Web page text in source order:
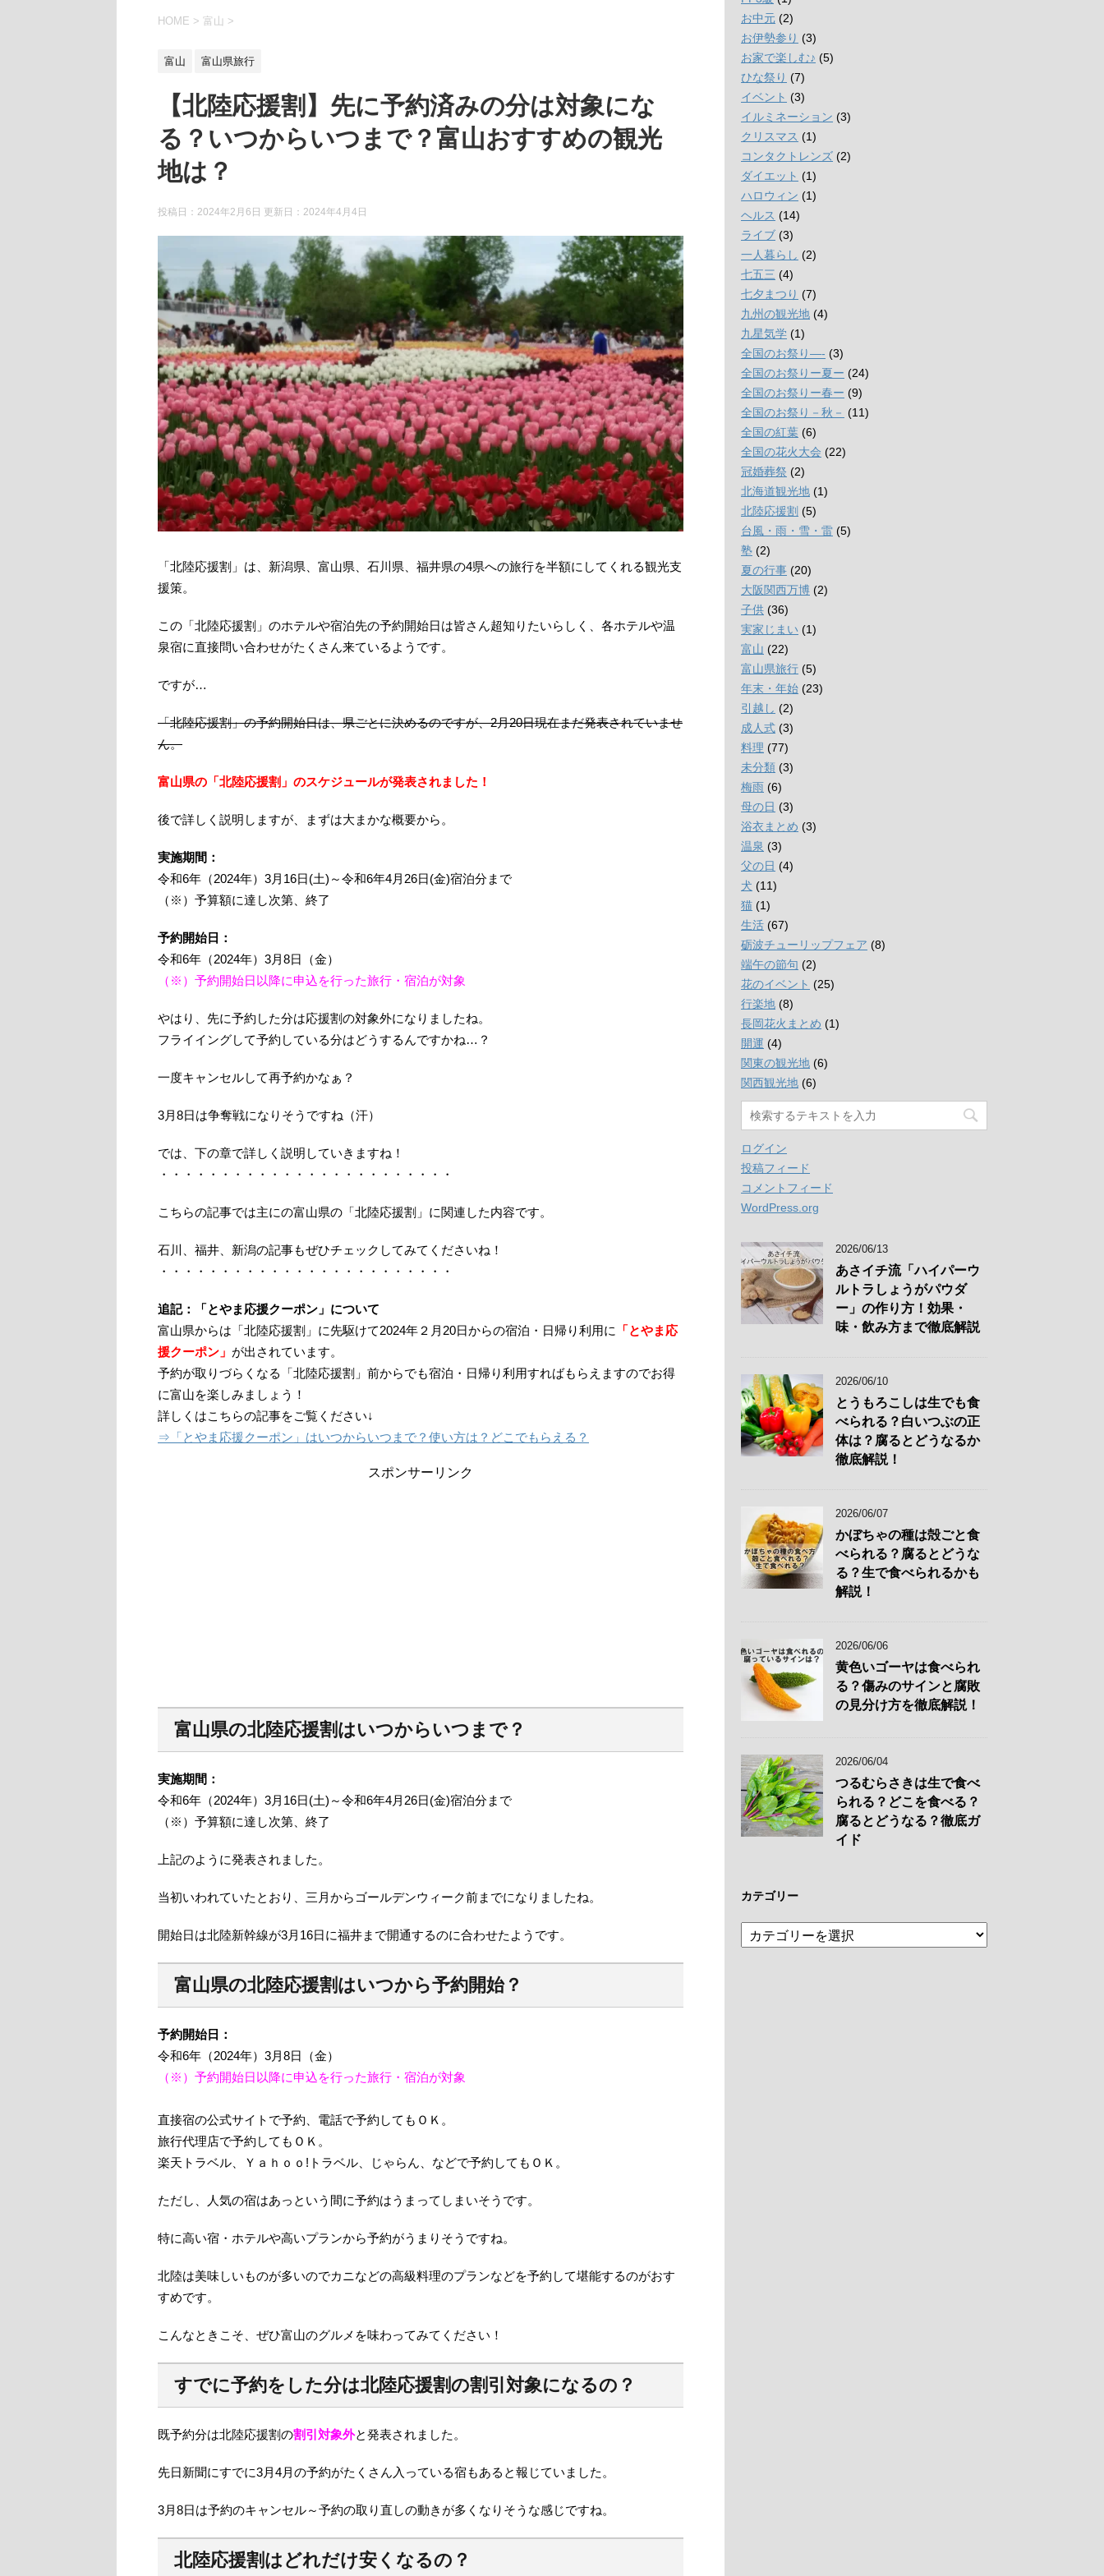
HOME > 富山 >
富山 富山県旅行
【北陸応援割】先に予約済みの分は対象にな
る？いつからいつまで？富山おすすめの観光
地は？
投稿日：2024年2月6日 更新日： 2024年4月4日
「北陸応援割」は、新潟県、富山県、石川県、福井県の4県への旅行を半額にしてくれる観光支
援策。
この「北陸応援割」のホテルや宿泊先の予約開始日は皆さん超知りたいらしく、各ホテルや温
泉宿に直接問い合わせがたくさん来ているようです。
ですが…
「北陸応援割」の予約開始日は、県ごとに決めるのですが、2月20日現在まだ発表されていませ
ん。
富山県の「北陸応援割」のスケジュールが発表されました！
後で詳しく説明しますが、まずは大まかな概要から。
実施期間：
令和6年（2024年）3月16日(土)～令和6年4月26日(金)宿泊分まで
（※）予算額に達し次第、終了
予約開始日：
令和6年（2024年）3月8日（金）
（※）予約開始日以降に申込を行った旅行・宿泊が対象
やはり、先に予約した分は応援割の対象外になりましたね。
フライイングして予約している分はどうするんですかね…？
一度キャンセルして再予約かなぁ？
3月8日は争奪戦になりそうですね（汗）
では、下の章で詳しく説明していきますね！
・・・・・・・・・・・・・・・・・・・・・・・・
こちらの記事では主にの富山県の「北陸応援割」に関連した内容です。
石川、福井、新潟の記事もぜひチェックしてみてくださいね！
・・・・・・・・・・・・・・・・・・・・・・・・
追記：「とやま応援クーポン」について
富山県からは「北陸応援割」に先駆けて2024年２月20日からの宿泊・日帰り利用に
「とやま応
援クーポン」 が出されています。
予約が取りづらくなる「北陸応援割」前からでも宿泊・日帰り利用すればもらえますのでお得
に富山を楽しみましょう！
詳しくはこちらの記事をご覧ください↓
⇒「とやま応援クーポン」はいつからいつまで？使い方は？どこでもらえる？
スポンサーリンク
富山県の北陸応援割はいつからいつまで？
実施期間：
令和6年（2024年）3月16日(土)～令和6年4月26日(金)宿泊分まで
（※）予算額に達し次第、終了
上記のように発表されました。
当初いわれていたとおり、三月からゴールデンウィーク前までになりましたね。
開始日は北陸新幹線が3月16日に福井まで開通するのに合わせたようです。
富山県の北陸応援割はいつから予約開始？
予約開始日：
令和6年（2024年）3月8日（金）
（※）予約開始日以降に申込を行った旅行・宿泊が対象
直接宿の公式サイトで予約、電話で予約してもＯＫ。
旅行代理店で予約してもＯＫ。
楽天トラベル、Ｙａｈｏｏ!トラベル、じゃらん、などで予約してもＯＫ。
ただし、人気の宿はあっという間に予約はうまってしまいそうです。
特に高い宿・ホテルや高いプランから予約がうまりそうですね。
北陸は美味しいものが多いのでカニなどの高級料理のプランなどを予約して堪能するのがおす
すめです。
こんなときこそ、ぜひ富山のグルメを味わってみてください！
すでに予約をした分は北陸応援割の割引対象になるの？
既予約分は北陸応援割の割引対象外と発表されました。
先日新聞にすでに3月4月の予約がたくさん入っている宿もあると報じていました。
3月8日は予約のキャンセル～予約の取り直しの動きが多くなりそうな感じですね。
北陸応援割はどれだけ安くなるの？
お中元 (2)
お伊勢参り (3)
お家で楽しむ♪ (5)
ひな祭り (7)
イベント (3)
イルミネーション (3)
クリスマス (1)
コンタクトレンズ (2)
ダイエット (1)
ハロウィン (1)
ヘルス (14)
ライブ (3)
一人暮らし (2)
七五三 (4)
七夕まつり (7)
九州の観光地 (4)
九星気学 (1)
全国のお祭り―- (3)
全国のお祭りー夏ー (24)
全国のお祭りー春ー (9)
全国のお祭り－秋－ (11)
全国の紅葉 (6)
全国の花火大会 (22)
冠婚葬祭 (2)
北海道観光地 (1)
北陸応援割 (5)
台風・雨・雪・雷 (5)
塾 (2)
夏の行事 (20)
大阪関西万博 (2)
子供 (36)
実家じまい (1)
富山 (22)
富山県旅行 (5)
年末・年始 (23)
引越し (2)
成人式 (3)
料理 (77)
未分類 (3)
梅雨 (6)
母の日 (3)
浴衣まとめ (3)
温泉 (3)
父の日 (4)
犬 (11)
猫 (1)
生活 (67)
砺波チューリップフェア (8)
端午の節句 (2)
花のイベント (25)
行楽地 (8)
長岡花火まとめ (1)
開運 (4)
関東の観光地 (6)
関西観光地 (6)
ログイン
投稿フィード
コメントフィード
WordPress.org
2026/06/13
あさイチ流「ハイパーウ
ルトラしょうがパウダ
ー」の作り方！効果・
味・飲み方まで徹底解説
2026/06/10
とうもろこしは生でも食
べられる？白いつぶの正
体は？腐るとどうなるか
徹底解説！
2026/06/07
かぼちゃの種は殻ごと食
べられる？腐るとどうな
る？生で食べられるかも
解説！
2026/06/06
黄色いゴーヤは食べられ
る？傷みのサインと腐敗
の見分け方を徹底解説！
2026/06/04
つるむらさきは生で食べ
られる？どこを食べる？
腐るとどうなる？徹底ガ
イド
カテゴリー
テ